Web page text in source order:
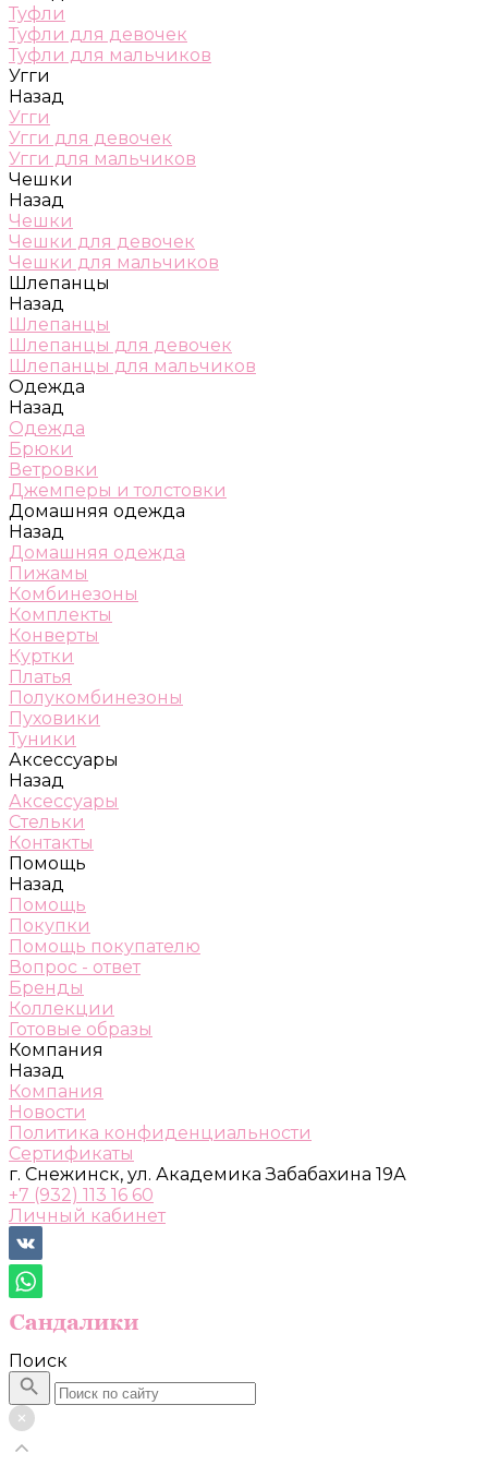
Туфли
Туфли для девочек
Туфли для мальчиков
Угги
Назад
Угги
Угги для девочек
Угги для мальчиков
Чешки
Назад
Чешки
Чешки для девочек
Чешки для мальчиков
Шлепанцы
Назад
Шлепанцы
Шлепанцы для девочек
Шлепанцы для мальчиков
Одежда
Назад
Одежда
Брюки
Ветровки
Джемперы и толстовки
Домашняя одежда
Назад
Домашняя одежда
Пижамы
Комбинезоны
Комплекты
Конверты
Куртки
Платья
Полукомбинезоны
Пуховики
Туники
Аксессуары
Назад
Аксессуары
Стельки
Контакты
Помощь
Назад
Помощь
Покупки
Помощь покупателю
Вопрос - ответ
Бренды
Коллекции
Готовые образы
Компания
Назад
Компания
Новости
Политика конфиденциальности
Сертификаты
г. Снежинск, ул. Академика Забабахина 19А
+7 (932) 113 16 60
Личный кабинет
Поиск